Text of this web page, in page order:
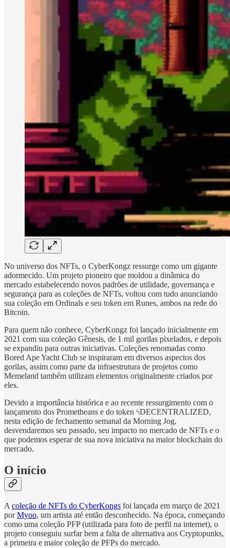
No universo dos NFTs, o CyberKongz ressurge como um gigante
adormecido. Um projeto pioneiro que moldou a dinâmica do
mercado estabelecendo novos padrões de utilidade, governança e
segurança para as coleções de NFTs, voltou com tudo anunciando
sua coleção em Ordinals e seu token em Runes, ambos na rede do
Bitcoin.
Para quem não conhece, CyberKongz foi lançado inicialmente em
2021 com sua coleção Gênesis, de 1 mil gorilas pixelados, e depois
se expandiu para outras iniciativas. Coleções renomadas como
Bored Ape Yacht Club se inspiraram em diversos aspectos dos
gorilas, assim como parte da infraestrutura de projetos como
Memeland também utilizam elementos originalmente criados por
eles.
Devido a importância histórica e ao recente ressurgimento com o
lançamento dos Prometheans e do token ϟDECENTRALIZED,
nesta edição de fechamento semanal da Morning Jog,
desvendaremos seu passado, seu impacto no mercado de NFTs e o
que podemos esperar de sua nova iniciativa na maior blockchain do
mercado.
O início
A coleção de NFTs do CyberKongs foi lançada em março de 2021
porMyoo, um artista até então desconhecido. Na época, começando
como uma coleção PFP (utilizada para foto de perfil na internet), o
projeto conseguiu surfar bem a falta de alternativa aos Cryptopunks,
a primeira e maior coleção de PFPs do mercado.